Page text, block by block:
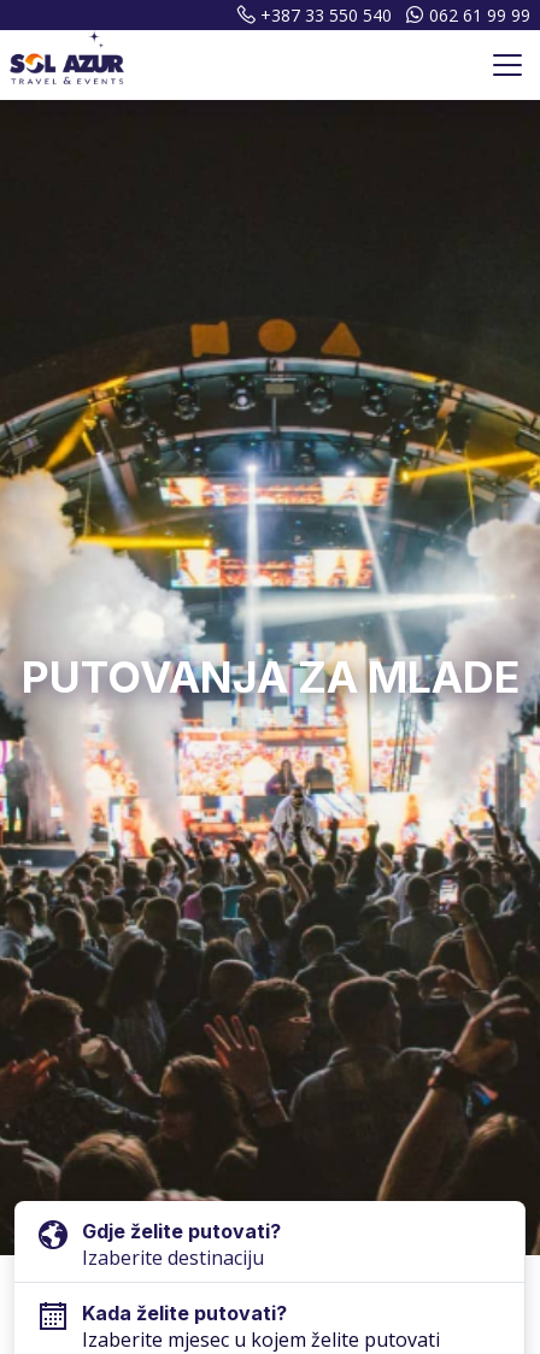
+387 33 550 540 062 61 99 99
PUTOVANJA ZA MLADE
Gdje želite putovati?
Kada želite putovati?
Izaberite mjesec u kojem želite putovati